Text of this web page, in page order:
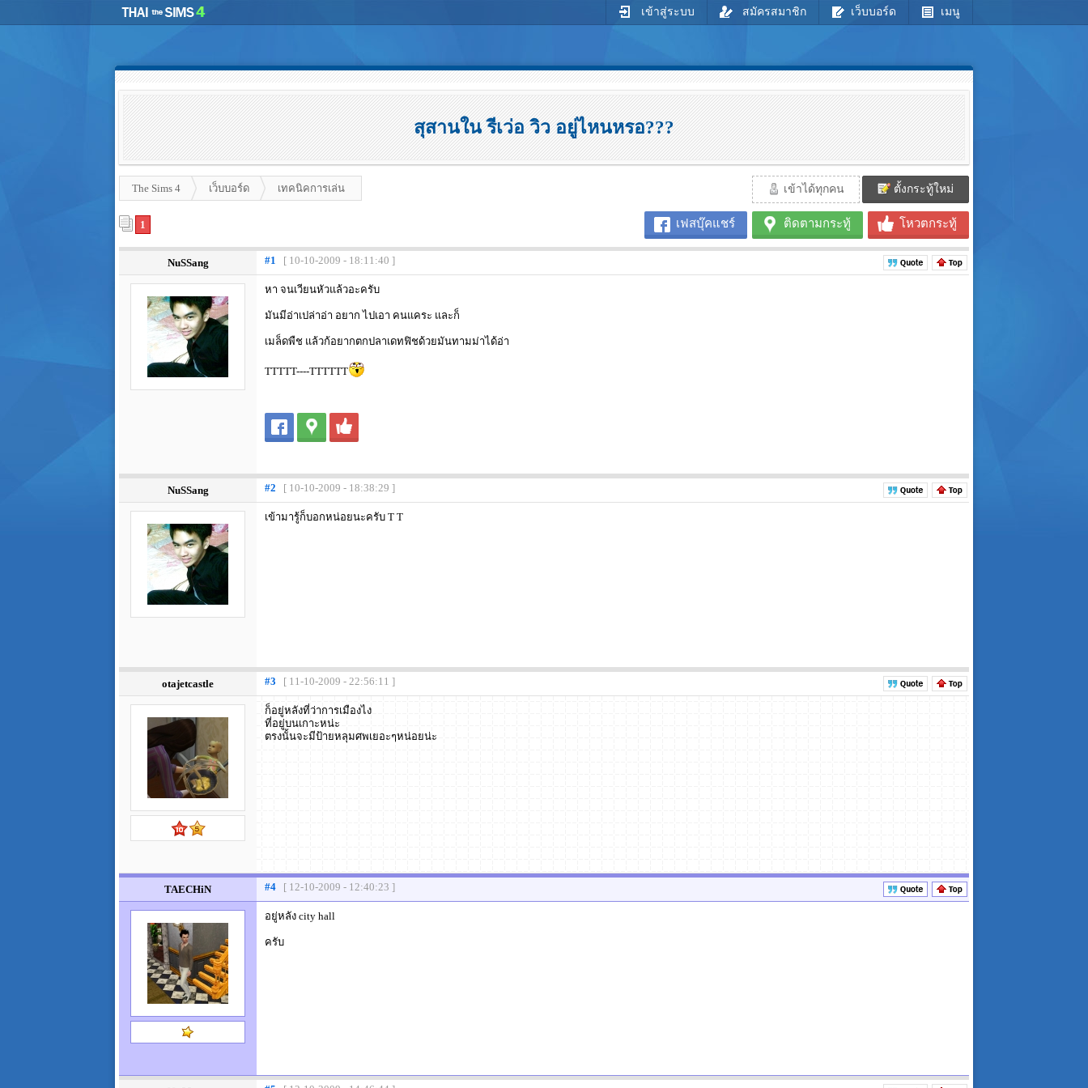
เข้าสู่ระบบ สมัครสมาชิก เว็บบอร์ด เมนู
สุสานใน รีเว่อ วิว อยู่ไหนหรอ???
The Sims 4 เว็บบอร์ด เทคนิคการเล่น เข้าได้ทุกคน ตั้งกระทู้ใหม่
เฟสบุ๊คแชร์ ติดตามกระทู้ โหวตกระทู้
1
NuSSang #1 [ 10-10-2009 - 18:11:40 ]
หา จนเวียนหัวแล้วอะครับ
มันมีอ่าเปล่าอ่า อยาก ไปเอา คนแคระ และก็
เมล็ดพืช แล้วก้อยากตกปลาเดทฟิชด้วยมันทามม่าได้อ่า
TTTTT----TTTTTT
NuSSang #2 [ 10-10-2009 - 18:38:29 ]
เข้ามารู้ก็บอกหน่อยนะครับ T T
otajetcastle #3 [ 11-10-2009 - 22:56:11 ]
ก็อยู่หลังที่ว่าการเมืองไง
ที่อยู่บนเกาะหน่ะ
ตรงนั้นจะมีป้ายหลุมศพเยอะๆหน่อยน่ะ
TAECHiN #4 [ 12-10-2009 - 12:40:23 ]
อยู่หลัง city hall
ครับ